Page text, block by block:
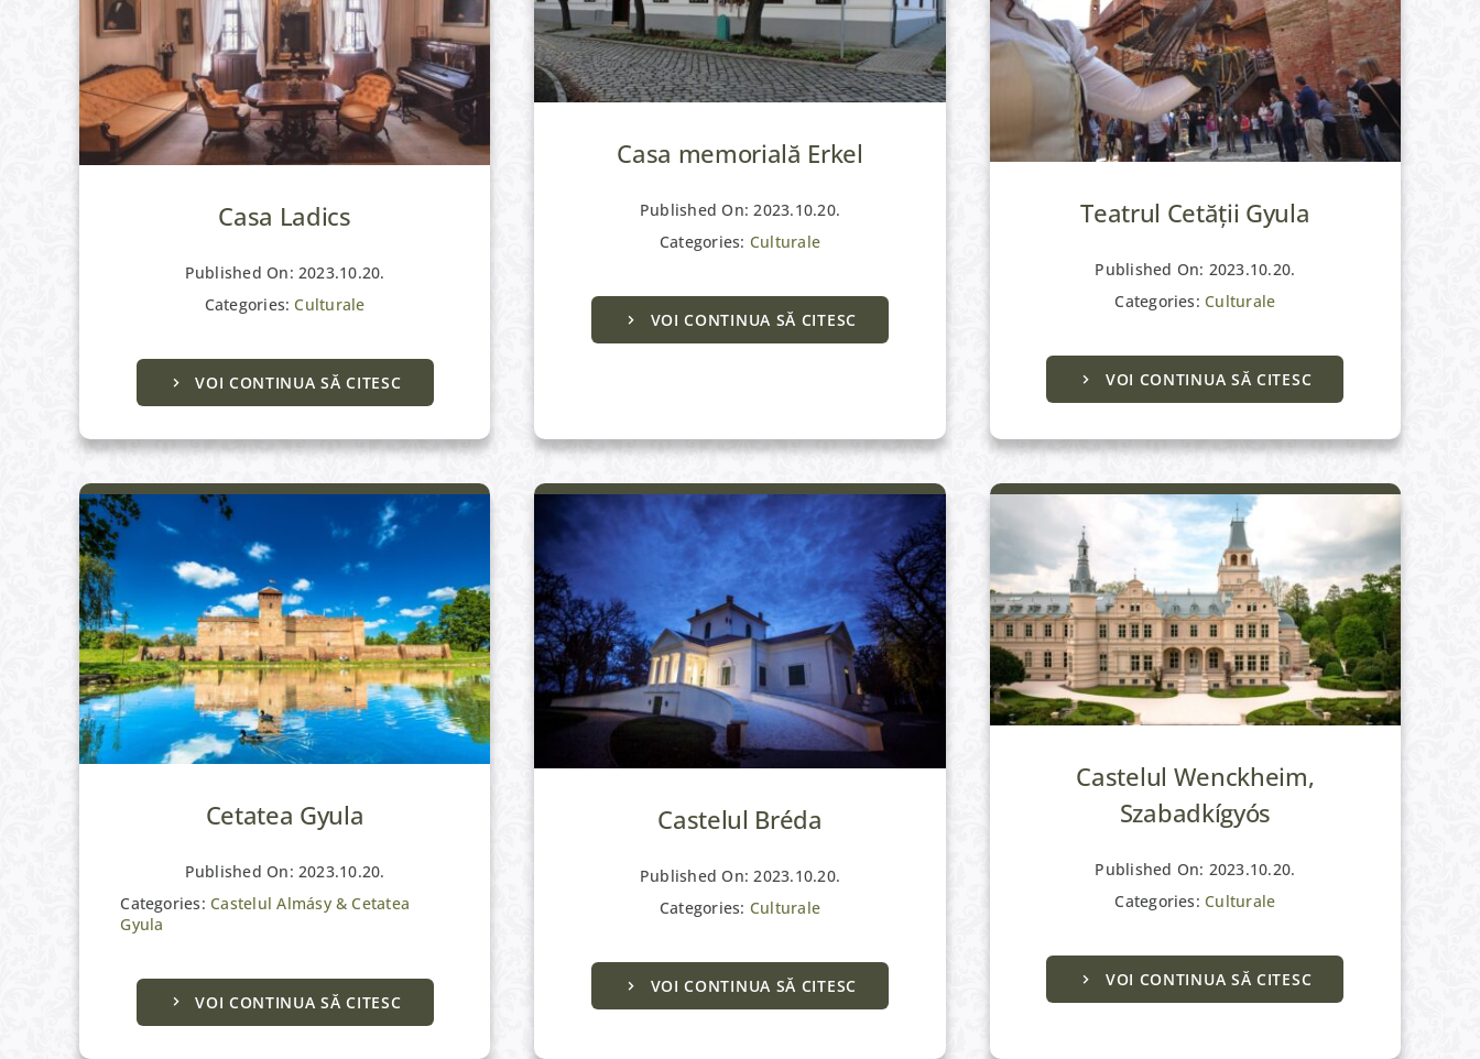
Casa Ladics
Published On: 2023.10.20.
Categories:Culturale
VOI CONTINUA SĂ CITESC
Casa memorială Erkel
Published On: 2023.10.20.
Categories: Culturale
VOI CONTINUA SĂ CITESC
Teatrul Cetății Gyula
Published On: 2023.10.20.
Categories:Culturale
VOI CONTINUA SĂ CITESC
Castelul Almásy & Cetatea Gyula
Cetatea Gyula
Published On: 2023.10.20.
Categories:Castelul Almásy & Cetatea
Gyula
VOI CONTINUA SĂ CITESC
Castelul Bréda
Published On: 2023.10.20.
Categories: Culturale
VOI CONTINUA SĂ CITESC
Castelul Wenckheim,
Szabadkígyós
Published On: 2023.10.20.
Categories:Culturale
VOI CONTINUA SĂ CITESC
Active Active